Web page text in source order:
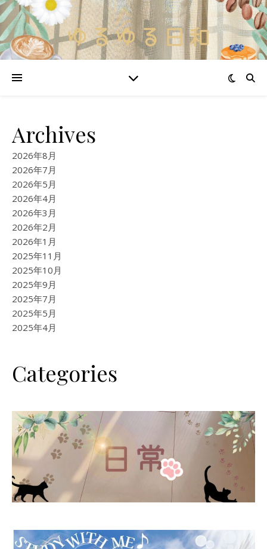
Archives
2026年8月
2026年7月
2026年5月
2026年4月
2026年3月
2026年2月
2026年1月
2025年11月
2025年10月
2025年9月
2025年7月
2025年5月
2025年4月
Categories